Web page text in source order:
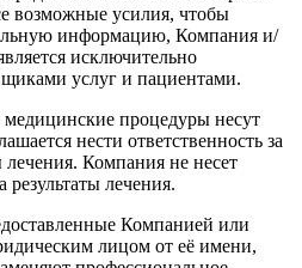
возможные усилия, чтобы
информацию, Компания и/
исключительно
услуг и пациентами.
медицинские процедуры несут
нести ответственность за
Компания не несет
результаты лечения.
Компанией или
лицом от её имени,